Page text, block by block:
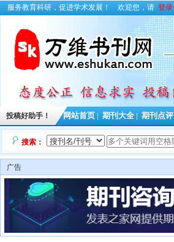
服务教育科研，促进学术发展！ 欢迎您，请 登录
投稿好助手！ 网站首页 期刊大全 期刊点评
搜索：
广告